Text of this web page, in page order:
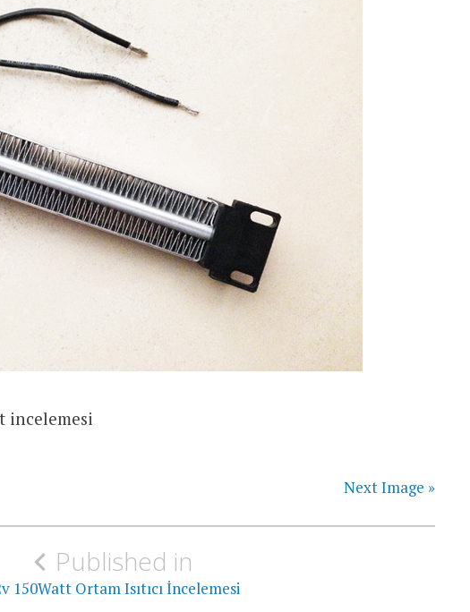
incelemesi
Next Image »
Published in
150Watt Ortam Isıtıcı İncelemesi